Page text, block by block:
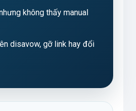
không thấy manual
disavow, gỡ link hay đổi